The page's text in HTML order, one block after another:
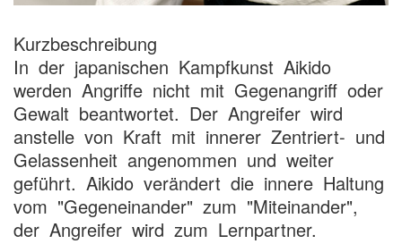
Kurzbeschreibung
In der japanischen Kampfkunst Aikido
werden Angriffe nicht mit Gegenangriff oder
Gewalt beantwortet. Der Angreifer wird
anstelle von Kraft mit innerer Zentriert- und
Gelassenheit angenommen und weiter
geführt. Aikido verändert die innere Haltung
vom "Gegeneinander" zum "Miteinander",
der Angreifer wird zum Lernpartner.